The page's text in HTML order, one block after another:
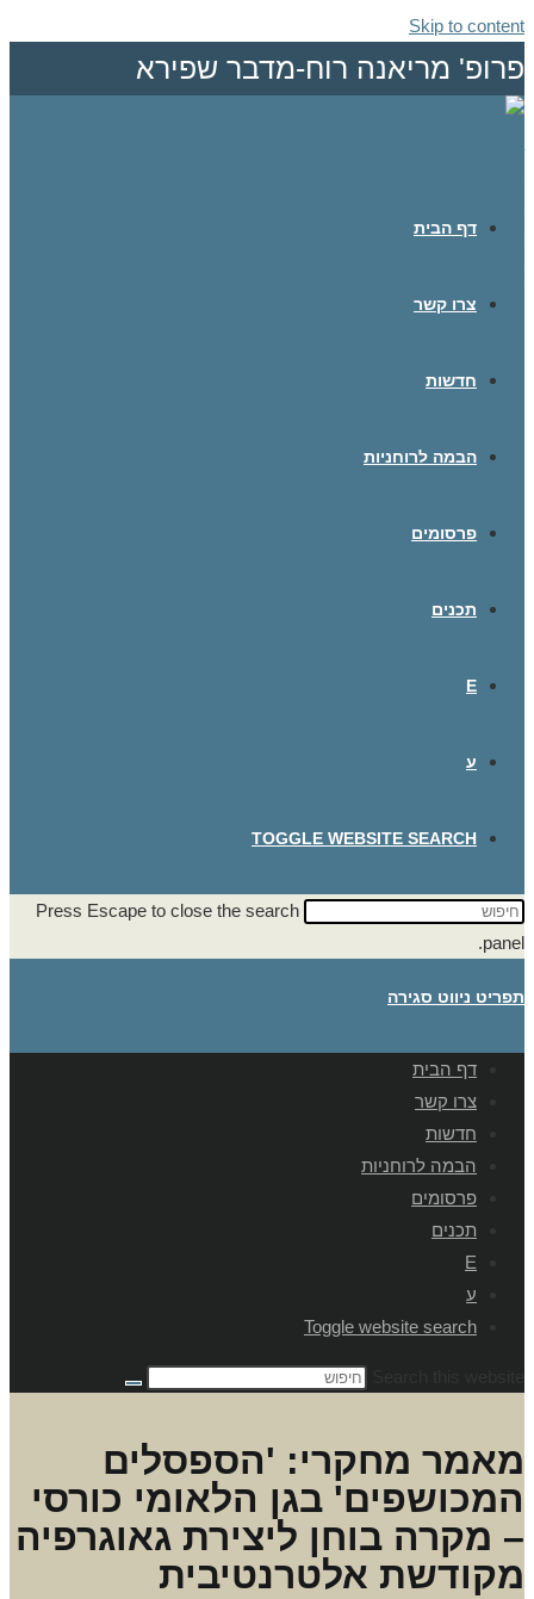
Skip to content
פרופ' מריאנה רוח-מדבר שפירא
דף הבית
צרו קשר
חדשות
הבמה לרוחניות
פרסומים
תכנים
E
ע
TOGGLE WEBSITE SEARCH
Press Escape to close the search
panel.
תפריט ניווט סגירה
דף הבית
צרו קשר
חדשות
הבמה לרוחניות
פרסומים
תכנים
E
ע
Toggle website search
מאמר מחקרי: 'הספסלים
המכושפים' בגן הלאומי כורסי
– מקרה בוחן ליצירת גאוגרפיה
מקודשת אלטרנטיבית